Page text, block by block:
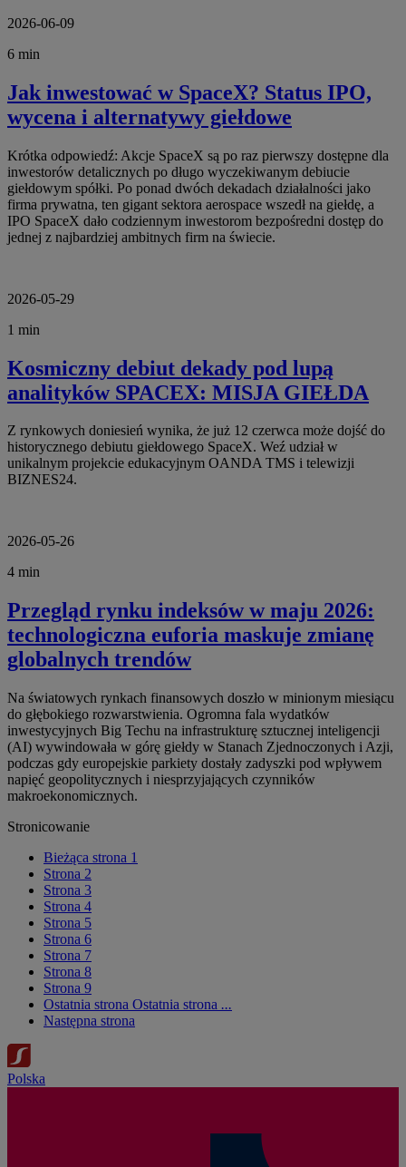
2026-06-09
6 min
Jak inwestować w SpaceX? Status IPO,
wycena i alternatywy giełdowe
Krótka odpowiedź: Akcje SpaceX są po raz pierwszy dostępne dla
inwestorów detalicznych po długo wyczekiwanym debiucie
giełdowym spółki. Po ponad dwóch dekadach działalności jako
firma prywatna, ten gigant sektora aerospace wszedł na giełdę, a
IPO SpaceX dało codziennym inwestorom bezpośredni dostęp do
jednej z najbardziej ambitnych firm na świecie.
2026-05-29
1 min
Kosmiczny debiut dekady pod lupą
analityków SPACEX: MISJA GIEŁDA
Z rynkowych doniesień wynika, że już 12 czerwca może dojść do
historycznego debiutu giełdowego SpaceX. Weź udział w
unikalnym projekcie edukacyjnym OANDA TMS i telewizji
BIZNES24.
2026-05-26
4 min
Przegląd rynku indeksów w maju 2026:
technologiczna euforia maskuje zmianę
globalnych trendów
Na światowych rynkach finansowych doszło w minionym miesiącu
do głębokiego rozwarstwienia. Ogromna fala wydatków
inwestycyjnych Big Techu na infrastrukturę sztucznej inteligencji
(AI) wywindowała w górę giełdy w Stanach Zjednoczonych i Azji,
podczas gdy europejskie parkiety dostały zadyszki pod wpływem
napięć geopolitycznych i niesprzyjających czynników
makroekonomicznych.
Stronicowanie
Bieżąca strona 1
Strona 2
Strona 3
Strona 4
Strona 5
Strona 6
Strona 7
Strona 8
Strona 9
Ostatnia strona Ostatnia strona ...
Następna strona
Polska